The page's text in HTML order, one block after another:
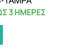
3 ΗΜΕΡΕΣ